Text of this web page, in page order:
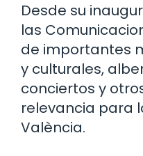
Desde su
las
de importantes
y culturales,
conciertos y
relevancia para
València.